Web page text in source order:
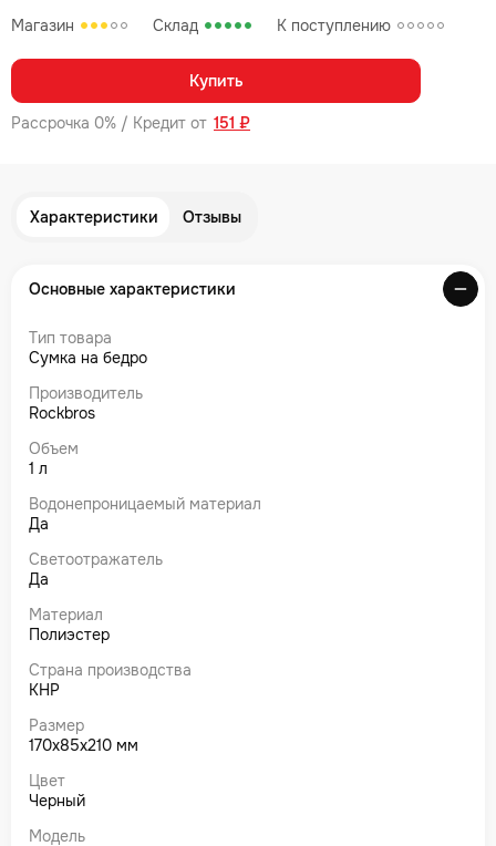
Магазин Склад К поступлению
Рассрочка 0% / Кредит от 151 ₽
Купить
Характеристики Отзывы
Основные характеристики
Тип товара
Сумка на бедро
Производитель
Rockbros
Объем
1 л
Водонепроницаемый материал
Да
Светоотражатель
Да
Материал
Полиэстер
Страна производства
КНР
Размер
170x85x210 мм
Цвет
Черный
Модель